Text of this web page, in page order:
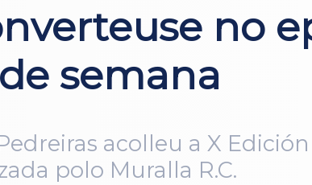
no
semana
acolleu a X
polo Muralla R.C.